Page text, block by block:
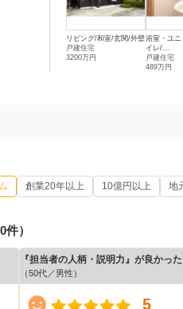
リビング/和室/玄関/外壁
戸建住宅
3200万円
浴室・ユニ
イレ/...
戸建住宅
489万円
創業20年以上 10億円以上 地
件）
『担当者の人柄・説明力』が良かった
（50代／男性）
5